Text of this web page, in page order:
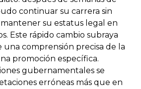
continuar su carrera sin
su estatus legal en
Este rápido cambio subraya
una comprensión precisa de la
promoción específica.
gubernamentales se
erróneas más que en